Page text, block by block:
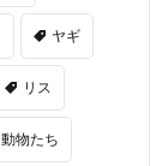
ヤギ
リス
動物たち